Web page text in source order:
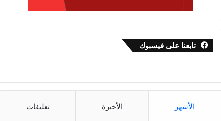
تابعنا على فيسبوك
الأشهر الأخيرة تعليقات